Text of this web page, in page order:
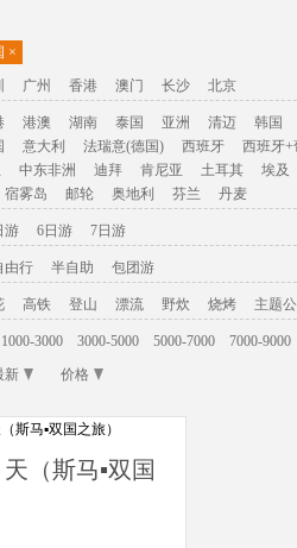
×
广州 香港 澳门 长沙 北京
港澳 湖南 泰国 亚洲 清迈
韩国
意大利 法瑞意(德国) 西班牙
西班牙+
中东非洲 迪拜 肯尼亚 土耳其
埃及
宿雾岛 邮轮 奥地利 芬兰 丹麦
游 6日游 7日游
由行 半自助 包团游
高铁 登山 漂流 野炊 烧烤 主题
1000-3000 3000-5000 5000-7000
7000-9000
新 价格
（斯马▪双国